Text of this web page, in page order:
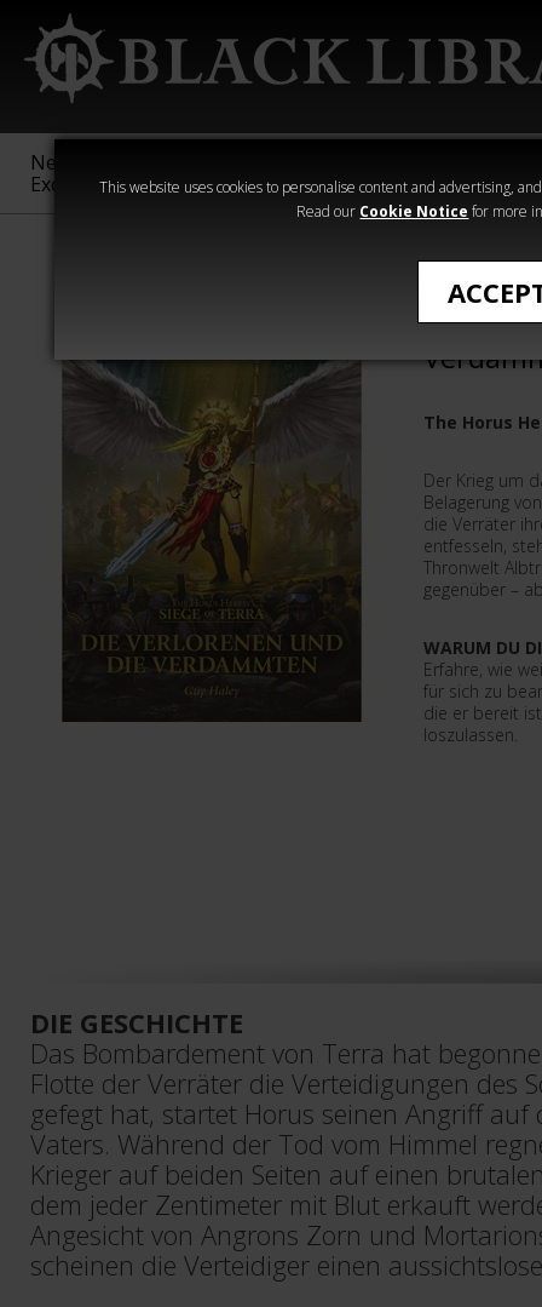
This website uses cookies to personalise content and advertising,
Read our Cookie Notice for more
New &
Exclusive
Sigmar
40,000
Heresy
Die
The Horus
Der Krieg um
Belagerung
die Verräter
entfesseln,
Thronwelt
gegenüber –
WARUM DU
Erfahre, wie
für sich zu
die er bereit
loszulassen.
DIE GESCHICHTE
Das Bombardement von Terra hat
Flotte der Verräter die Verteidigungen des
gefegt hat, startet Horus seinen Angriff auf
Vaters. Während der Tod vom Himmel
Krieger auf beiden Seiten auf einen
dem jeder Zentimeter mit Blut erkauft
Angesicht von Angrons Zorn und
scheinen die Verteidiger einen